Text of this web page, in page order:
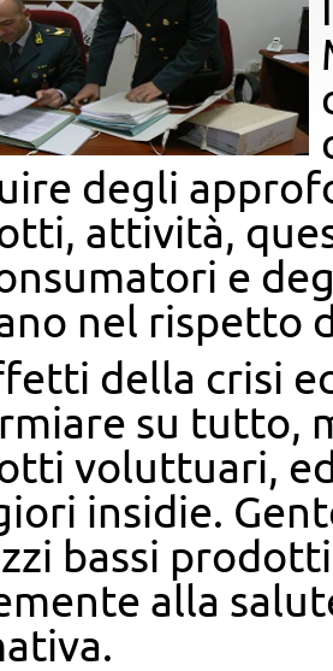
degli
attività,
e
nel rispetto
della crisi
su tutto,
voluttuari,
insidie.
bassi
alla